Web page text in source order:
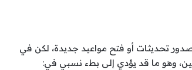
تحديثات أو فتح مواعيد جديدة، لكن في
وهو ما قد يؤدي إلى بطء نسبي في: